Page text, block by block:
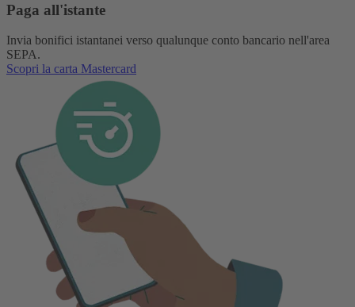
Paga all'istante
Invia bonifici istantanei verso qualunque conto bancario nell'area
SEPA.
Scopri la carta Mastercard